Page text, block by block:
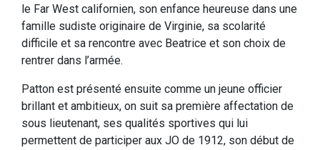
le Far West californien, son enfance heureuse dans une
famille sudiste originaire de Virginie, sa scolarité
difficile et sa rencontre avec Beatrice et son choix de
rentrer dans l’armée.
Patton est présenté ensuite comme un jeune officier
brillant et ambitieux, on suit sa première affectation de
sous lieutenant, ses qualités sportives qui lui
permettent de participer aux JO de 1912, son début de